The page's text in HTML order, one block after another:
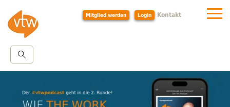
Mitglied werden Login Kontakt